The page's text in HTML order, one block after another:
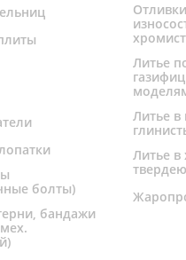
болты)
бандажи
Литье
Литье в
Литье в